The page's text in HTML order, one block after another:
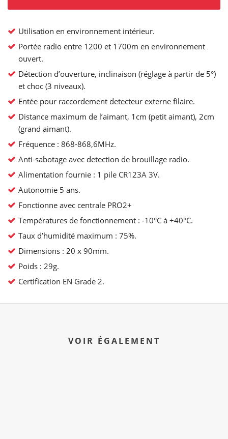
Utilisation en environnement intérieur.
Portée radio entre 1200 et 1700m en environnement
ouvert.
Détection d’ouverture, inclinaison (réglage à partir de 5°)
et choc (3 niveaux).
Entée pour raccordement detecteur externe filaire.
Distance maximum de l’aimant, 1cm (petit aimant), 2cm
(grand aimant).
Fréquence : 868-868,6MHz.
Anti-sabotage avec detection de brouillage radio.
Alimentation fournie : 1 pile CR123A 3V.
Autonomie 5 ans.
Fonctionne avec centrale PRO2+
Températures de fonctionnement : -10°C à +40°C.
Taux d’humidité maximum : 75%.
Dimensions : 20 x 90mm.
Poids : 29g.
Certification EN Grade 2.
VOIR ÉGALEMENT